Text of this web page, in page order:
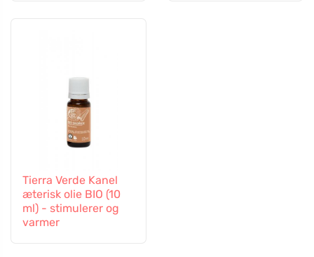
Tierra Verde Kanel
æterisk olie BIO (10
ml) - stimulerer og
varmer